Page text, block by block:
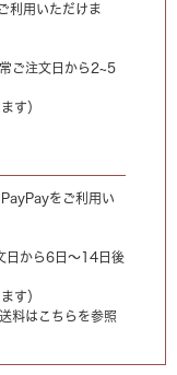
利用いただけま
ご注文日から2~5
す）
をご利用い
日から6日〜14日後
す）
料はこちらを参照